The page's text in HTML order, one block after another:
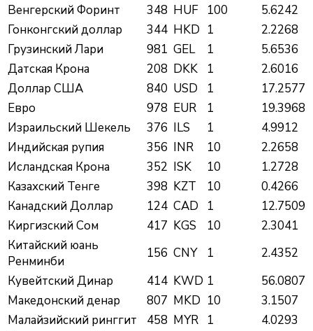
Венгерский Форинт
348 HUF 100
5.6242
Гонконгский доллаp
344 HKD 1
2.2268
Грузинский Лари
981 GEL 1
5.6536
Датская Крона
208 DKK 1
2.6016
Доллар США
840 USD 1
17.2577
Евро
978 EUR 1
19.3968
Израильский Шекель
376 ILS 1
4.9912
Индийская pупия
356 INR 10
2.2658
Исландская Крона
352 ISK 10
1.2728
Казахский Тенге
398 KZT 10
0.4266
Канадский Доллар
124 CAD 1
12.7509
Киргизский Сом
417 KGS 10
2.3041
Китайский юань
Ренминби
156 CNY 1
2.4352
Кувейтский Динар
414 KWD 1
56.0807
Македонский денар
807 MKD 10
3.1507
Малайзийский ринггит
458 MYR 1
4.0293